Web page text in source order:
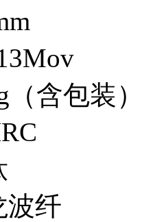
（含包装
波纤